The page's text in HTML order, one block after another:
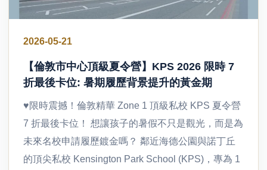
2026-05-21
【倫敦市中心頂級夏令營】KPS 2026 限時 7
折最後卡位: 暑期履歷背景提升的黃金期
♥限時震撼！倫敦精華 Zone 1 頂級私校 KPS 夏令營
7 折最後卡位！ 想讓孩子的暑假不只是觀光，而是為
未來名校申請履歷鍍金嗎？ 鄰近海德公園與諾丁丘
的頂尖私校 Kensington Park School (KPS)，專為 1